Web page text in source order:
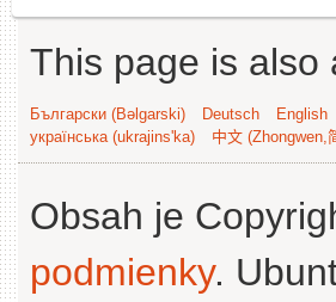
This page is also
Български (Bəlgarski) Deutsch English
українська (ukrajins'ka)
中文 (Zhongwen,
Obsah je
podmienky.